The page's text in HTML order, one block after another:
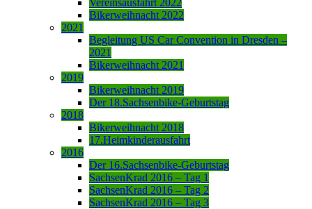
Bikerweihnacht 2022
2021
Begleitung US Car Convention in Dresden –
2021
Bikerweihnacht 2021
2019
Bikerweihnacht 2019
Der 18.Sachsenbike-Geburtstag
2018
Bikerweihnacht 2018
17.Heimkinderausfahrt
2016
Der 16.Sachsenbike-Geburtstag
SachsenKrad 2016 – Tag 1
SachsenKrad 2016 – Tag 2
SachsenKrad 2016 – Tag 3